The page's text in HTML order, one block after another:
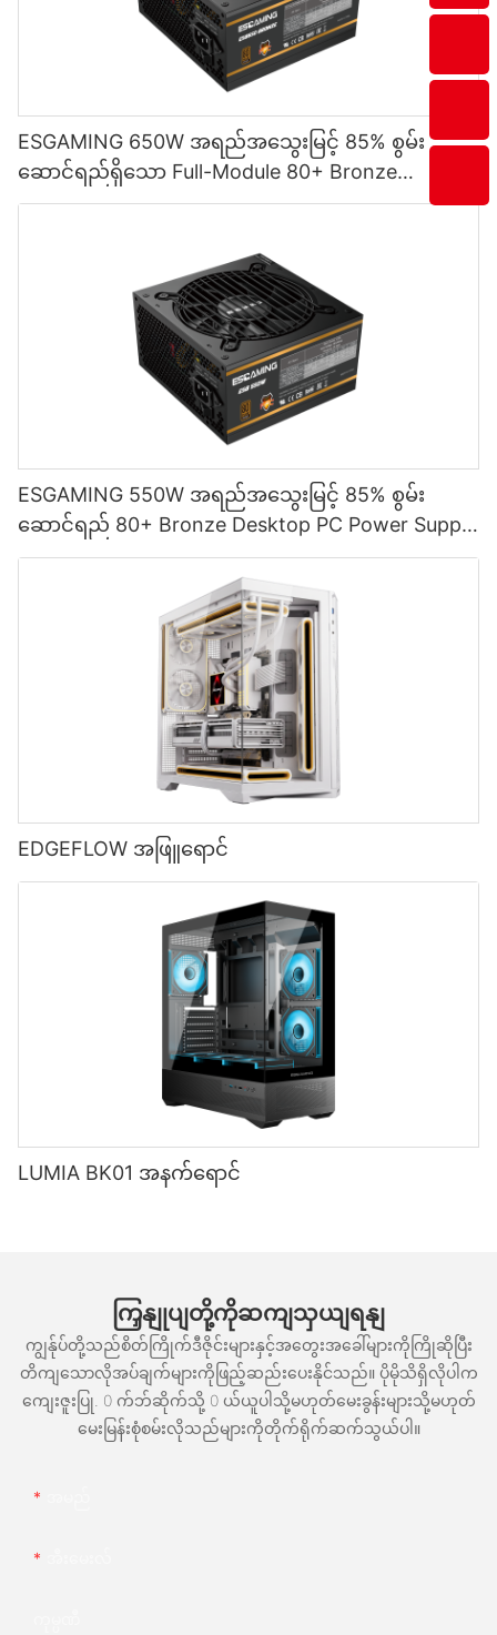
ESGAMING 650W အရည်အသွေးမြင့် 85% စွမ်း
ဆောင်ရည်ရှိသော Full-Module 80+ Bronze
Desktop PC Power Supply ထောက်ပံ့မှု ESB650W
ESGAMING 550W အရည်အသွေးမြင့် 85% စွမ်း
ဆောင်ရည် 80+ Bronze Desktop PC Power Supply
ထောက်ပံ့ရေးပစ္စည်းများ ESB550W
EDGEFLOW အဖြူရောင်
LUMIA BK01 အနက်ရောင်
ကြှနျုပျတို့ကိုဆကျသှယျရနျ
ကျွန်ုပ်တို့သည်စိတ်ကြိုက်ဒီဇိုင်းများနှင့်အတွေးအခေါ်များကိုကြိုဆိုပြီး
တိကျသောလိုအပ်ချက်များကိုဖြည့်ဆည်းပေးနိုင်သည်။ ပိုမိုသိရှိလိုပါက
ကျေးဇူးပြု. 0 က်ဘ်ဆိုက်သို့ 0 ယ်ယူပါသို့မဟုတ်မေးခွန်းများသို့မဟုတ်
မေးမြန်းစုံစမ်းလိုသည်များကိုတိုက်ရိုက်ဆက်သွယ်ပါ။